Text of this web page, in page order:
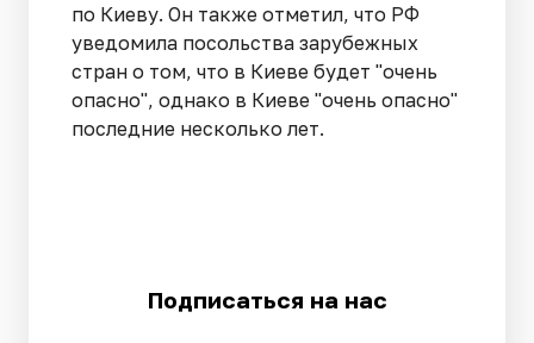
по Киеву. Он также отметил, что РФ
уведомила посольства зарубежных
стран о том, что в Киеве будет "очень
опасно", однако в Киеве "очень опасно"
последние несколько лет.
Подписаться на нас